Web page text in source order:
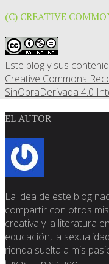
(C) CREATIVE
Este blog y sus
Creative Commons
SinObraDerivada 4.0
EL AUTOR
La idea de este blog
compartir con otros
creativa y la literatura
educación, la
rienda suelta a mis